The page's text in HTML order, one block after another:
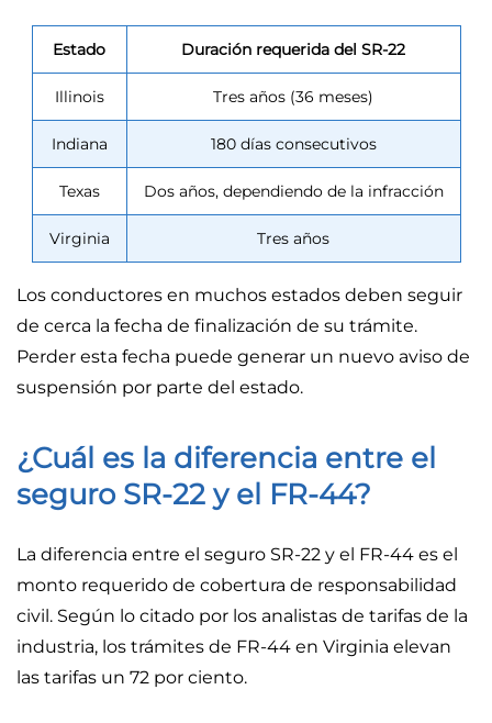
Estado Duración requerida del SR-22
Illinois Tres años (36 meses)
Indiana 180 días consecutivos
Texas Dos años, dependiendo de la infracción
Virginia Tres años
Los conductores en muchos estados deben seguir
de cerca la fecha de finalización de su trámite.
Perder esta fecha puede generar un nuevo aviso de
suspensión por parte del estado.
¿Cuál es la diferencia entre el
seguro SR-22 y el FR-44?
La diferencia entre el seguro SR-22 y el FR-44 es el
monto requerido de cobertura de responsabilidad
civil. Según lo citado por los analistas de tarifas de la
industria, los trámites de FR-44 en Virginia elevan
las tarifas un 72 por ciento.